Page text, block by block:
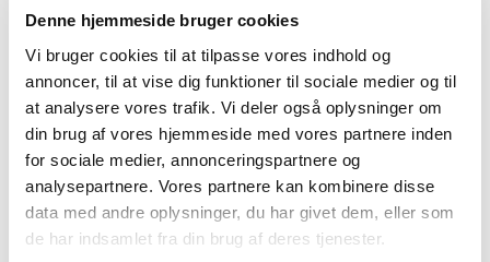
Denne hjemmeside bruger cookies
Vi bruger cookies til at tilpasse vores indhold og
annoncer, til at vise dig funktioner til sociale medier og til
at analysere vores trafik. Vi deler også oplysninger om
din brug af vores hjemmeside med vores partnere inden
for sociale medier, annonceringspartnere og
analysepartnere. Vores partnere kan kombinere disse
data med andre oplysninger, du har givet dem, eller som
de har indsamlet fra din brug af deres tjenester.
Undervejs i en regulatorisk procedure kan
myndighederne stille krav om udarbejdelse af et
uddannelsesmateriale, dette vil fremgå af den godkendte
risikostyringsplan (Risk Management Plan; RMP).
Se fanenUdarbejdelse og distribution af dansk
uddannelsesmateriale
for yderligere information.
Under fanenDansk uddannelsesmaterialefindes
uddannelsesmaterialer, der er udarbejdet, accepteret og
publiceret i forbindelse med lægemidler, der er godkendt